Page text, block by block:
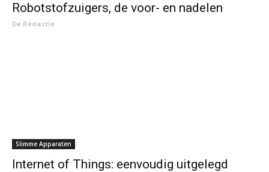
Robotstofzuigers, de voor- en nadelen
De Redactie
Slimme Apparaten
Internet of Things: eenvoudig uitgelegd